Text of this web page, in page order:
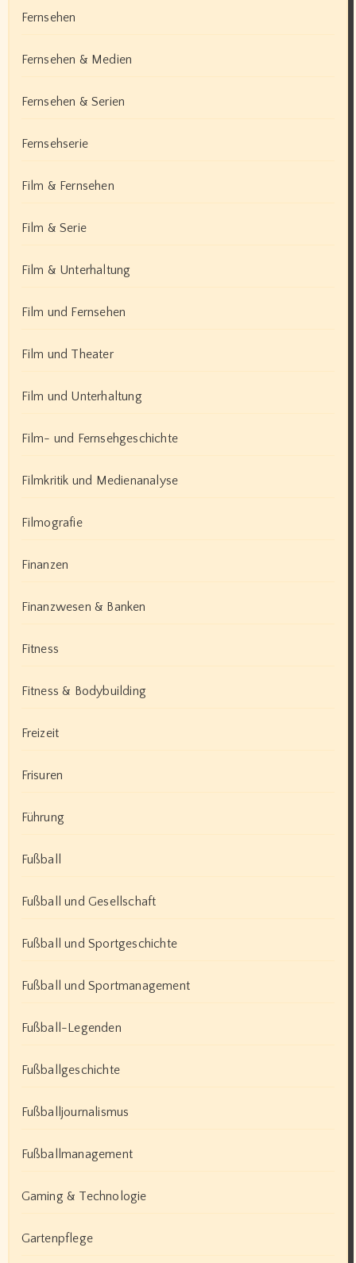
Fernsehen
Fernsehen & Medien
Fernsehen & Serien
Fernsehserie
Film & Fernsehen
Film & Serie
Film & Unterhaltung
Film und Fernsehen
Film und Theater
Film und Unterhaltung
Film- und Fernsehgeschichte
Filmkritik und Medienanalyse
Filmografie
Finanzen
Finanzwesen & Banken
Fitness
Fitness & Bodybuilding
Freizeit
Frisuren
Führung
Fußball
Fußball und Gesellschaft
Fußball und Sportgeschichte
Fußball und Sportmanagement
Fußball-Legenden
Fußballgeschichte
Fußballjournalismus
Fußballmanagement
Gaming & Technologie
Gartenpflege